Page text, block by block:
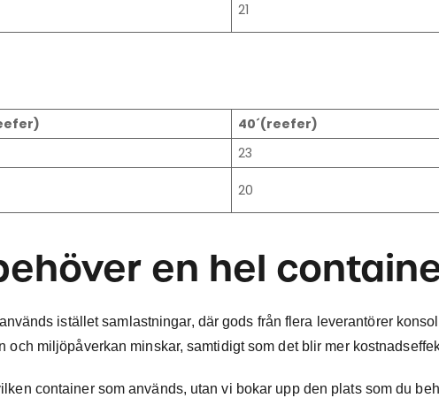
21
40´(reefer)
23
20
en hel
istället samlastningar, där gods från flera leverantörer
och miljöpåverkan minskar, samtidigt som det blir mer
container som används, utan vi bokar upp den plats som du